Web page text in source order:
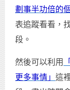
劃事半功倍的
表追蹤看看，
段。
然後可以利用
更多事情」 這